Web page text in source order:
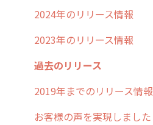
2024年のリリース情報
2023年のリリース情報
過去のリリース
2019年までのリリース情報
お客様の声を実現しました